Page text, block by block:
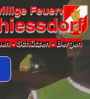
Feuerwehr
- Schützen - Bergen